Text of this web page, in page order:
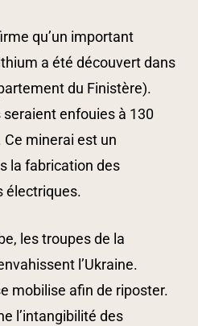
qu’un important
a été découvert dans
du Finistère).
enfouies à 130
minerai est un
la fabrication des
électriques.
les troupes de la
l’Ukraine.
mobilise afin de riposter.
l’intangibilité des